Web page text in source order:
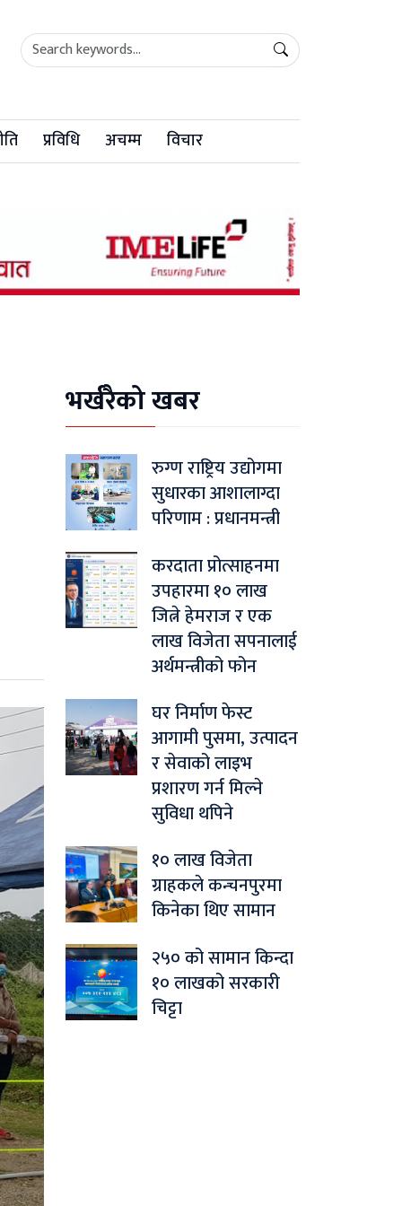
प्रविधि अचम्म विचार
भर्खरैको खबर
रुग्ण राष्ट्रिय उद्योगमा
सुधारका आशालाग्दा
परिणाम : प्रधानमन्त्री
करदाता प्रोत्साहनमा
उपहारमा १० लाख
जित्ने हेमराज र एक
लाख विजेता सपनालाई
अर्थमन्त्रीको फोन
घर निर्माण फेस्ट
आगामी पुसमा, उत्पादन
र सेवाको लाइभ
प्रशारण गर्न मिल्ने
सुविधा थपिने
१० लाख विजेता
ग्राहकले कन्चनपुरमा
किनेका थिए सामान
२५० को सामान किन्दा
१० लाखको सरकारी
चिट्टा